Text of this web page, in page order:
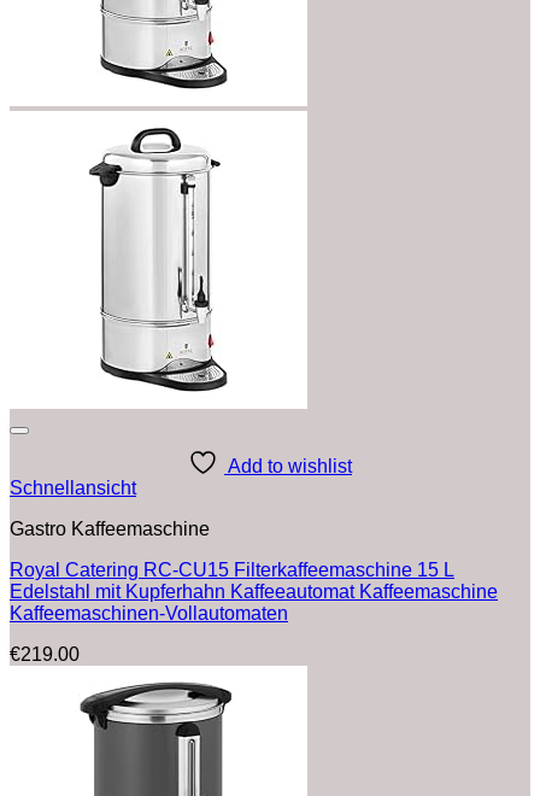
Add to wishlist
Schnellansicht
Gastro Kaffeemaschine
Royal Catering RC-CU15 Filterkaffeemaschine 15 L
Edelstahl mit Kupferhahn Kaffeeautomat Kaffeemaschine
Kaffeemaschinen-Vollautomaten
€219.00